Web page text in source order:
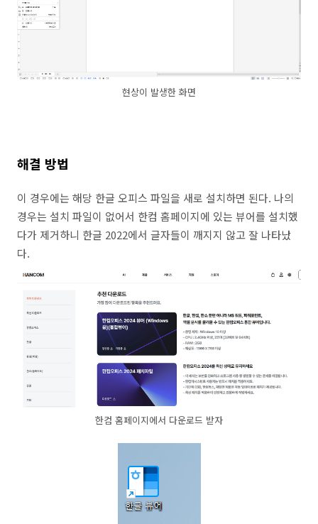
현상이 발생한 화면
해결 방법
이 경우에는 해당 한글 오피스 파일을 새로 설치하면 된다. 나의
경우는 설치 파일이 없어서 한컴 홈페이지에 있는 뷰어를 설치했
다가 제거하니 한글 2022에서 글자들이 깨지지 않고 잘 나타났
다.
한컴 홈페이지에서 다운로드 받자